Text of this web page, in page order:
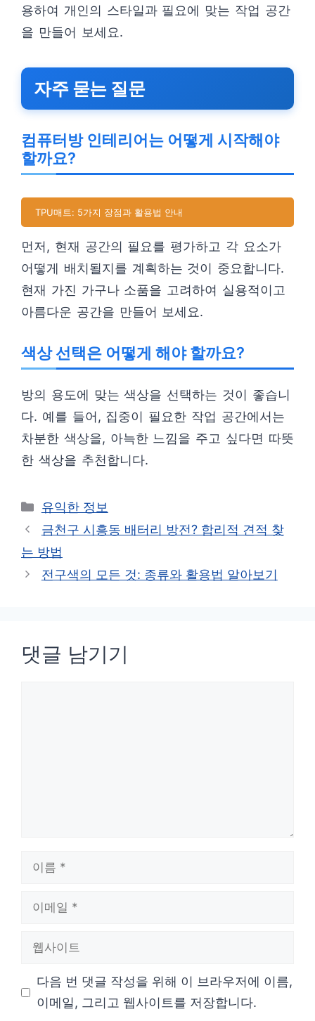
용하여 개인의 스타일과 필요에 맞는 작업 공간
을 만들어 보세요.
자주 묻는 질문
컴퓨터방 인테리어는 어떻게 시작해야
할까요?
TPU매트: 5가지 장점과 활용법 안내
먼저, 현재 공간의 필요를 평가하고 각 요소가
어떻게 배치될지를 계획하는 것이 중요합니다.
현재 가진 가구나 소품을 고려하여 실용적이고
아름다운 공간을 만들어 보세요.
색상 선택은 어떻게 해야 할까요?
방의 용도에 맞는 색상을 선택하는 것이 좋습니
다. 예를 들어, 집중이 필요한 작업 공간에서는
차분한 색상을, 아늑한 느낌을 주고 싶다면 따뜻
한 색상을 추천합니다.
카
테
리
유익한 정보
금천구 시흥동 배터리 방전? 합리적 견적 찾
는 방법
전구색의 모든 것: 종류와 활용법 알아보기
댓글 남기기
다음 번 댓글 작성을 위해 이 브라우저에 이름,
이메일, 그리고 웹사이트를 저장합니다.